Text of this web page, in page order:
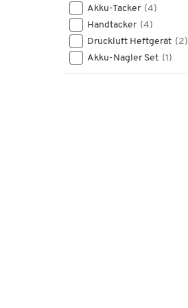
Akku-Tacker (4)
Handtacker (4)
Druckluft Heftgerät (2)
Akku-Nagler Set (1)